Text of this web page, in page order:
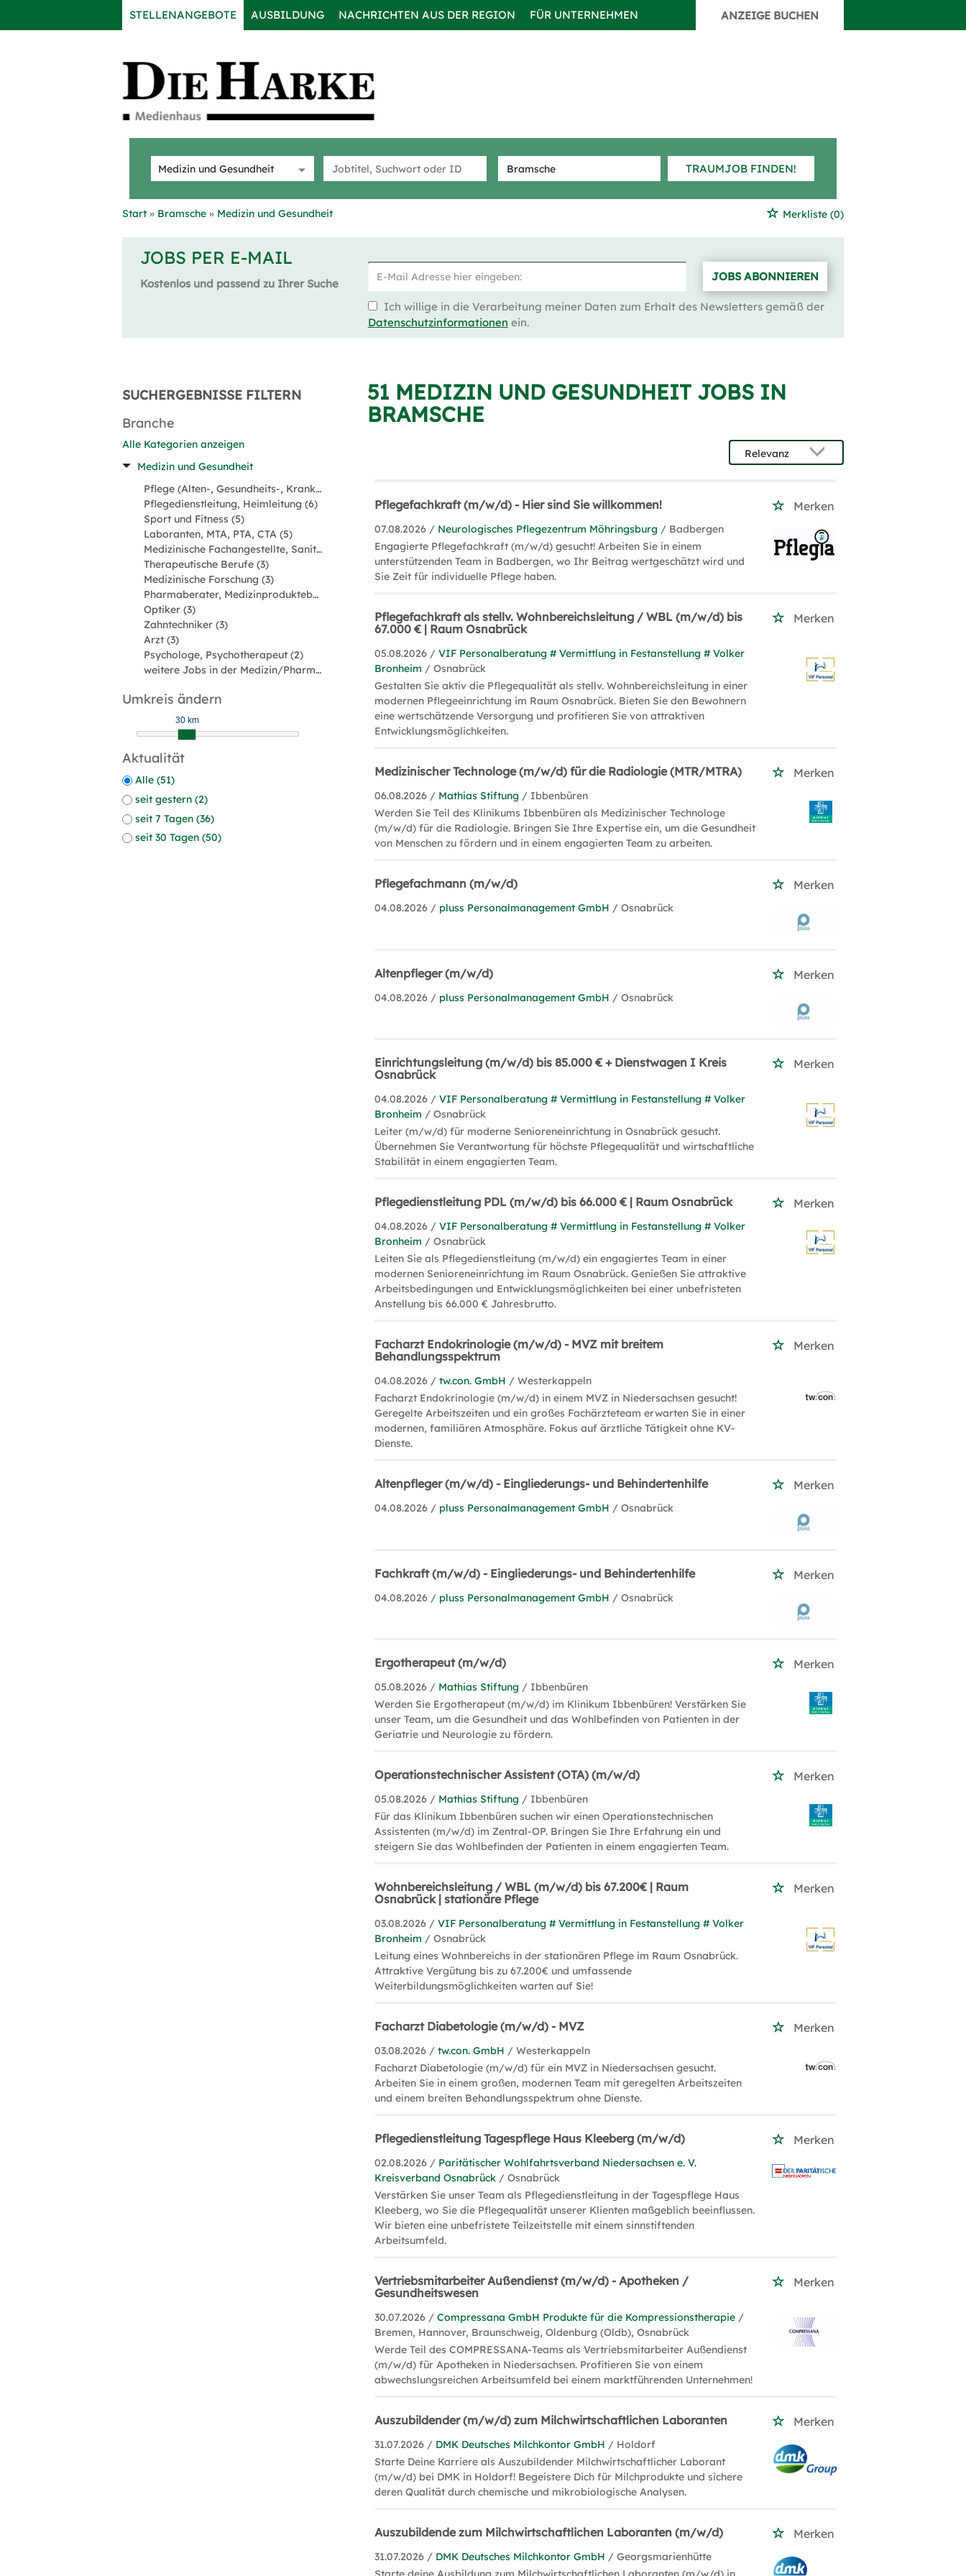
STELLENANGEBOTE AUSBILDUNG NACHRICHTEN AUS DER REGION FÜR UNTERNEHMEN ANZEIGE BUCHEN
TRAUMJOB FINDEN!
Start Bramsche Medizin und Gesundheit Merkliste (0)
JOBS PER E-MAIL
Kostenlos und passend zu Ihrer Suche
JOBS ABONNIEREN
Ich willige in die Verarbeitung meiner Daten zum Erhalt des Newsletters gemäß der
Datenschutzinformationen ein.
SUCHERGEBNISSE FILTERN
Branche
Alle Kategorien anzeigen
Medizin und Gesundheit
Pflege (Alten-, Gesundheits-, Krankenpfleger) (25)
Pflegedienstleitung, Heimleitung (6)
Sport und Fitness (5)
Laboranten, MTA, PTA, CTA (5)
Medizinische Fachangestellte, Sanitäter (4)
Therapeutische Berufe (3)
Medizinische Forschung (3)
Pharmaberater, Medizinprodukteberater (3)
Optiker (3)
Zahntechniker (3)
Arzt (3)
Psychologe, Psychotherapeut (2)
weitere Jobs in der Medizin/Pharmabranche (2)
Umkreis ändern
30 km
Aktualität
Alle (51)
seit gestern (2)
seit 7 Tagen (36)
seit 30 Tagen (50)
51 MEDIZIN UND GESUNDHEIT JOBS IN
BRAMSCHE
Pflegefachkraft (m/w/d) - Hier sind Sie willkommen! Merken
07.08.2026 / Neurologisches Pflegezentrum Möhringsburg / Badbergen
Engagierte Pflegefachkraft (m/w/d) gesucht! Arbeiten Sie in einem
unterstützenden Team in Badbergen, wo Ihr Beitrag wertgeschätzt wird und
Sie Zeit für individuelle Pflege haben.
Pflegefachkraft als stellv. Wohnbereichsleitung / WBL (m/w/d) bis
67.000 € | Raum Osnabrück
Merken
05.08.2026 /VIF Personalberatung # Vermittlung in Festanstellung # Volker
Bronheim / Osnabrück
Gestalten Sie aktiv die Pflegequalität als stellv. Wohnbereichsleitung in einer
modernen Pflegeeinrichtung im Raum Osnabrück. Bieten Sie den Bewohnern
eine wertschätzende Versorgung und profitieren Sie von attraktiven
Entwicklungsmöglichkeiten.
Medizinischer Technologe (m/w/d) für die Radiologie (MTR/MTRA) Merken
06.08.2026 / Mathias Stiftung / Ibbenbüren
Werden Sie Teil des Klinikums Ibbenbüren als Medizinischer Technologe
(m/w/d) für die Radiologie. Bringen Sie Ihre Expertise ein, um die Gesundheit
von Menschen zu fördern und in einem engagierten Team zu arbeiten.
Pflegefachmann (m/w/d) Merken
04.08.2026 / pluss Personalmanagement GmbH / Osnabrück
Altenpfleger (m/w/d) Merken
04.08.2026 / pluss Personalmanagement GmbH / Osnabrück
Einrichtungsleitung (m/w/d) bis 85.000 € + Dienstwagen I Kreis
Osnabrück
Merken
04.08.2026 /VIF Personalberatung # Vermittlung in Festanstellung # Volker
Bronheim / Osnabrück
Leiter (m/w/d) für moderne Senioreneinrichtung in Osnabrück gesucht.
Übernehmen Sie Verantwortung für höchste Pflegequalität und wirtschaftliche
Stabilität in einem engagierten Team.
Pflegedienstleitung PDL (m/w/d) bis 66.000 € | Raum Osnabrück Merken
04.08.2026 /VIF Personalberatung # Vermittlung in Festanstellung # Volker
Bronheim / Osnabrück
Leiten Sie als Pflegedienstleitung (m/w/d) ein engagiertes Team in einer
modernen Senioreneinrichtung im Raum Osnabrück. Genießen Sie attraktive
Arbeitsbedingungen und Entwicklungsmöglichkeiten bei einer unbefristeten
Anstellung bis 66.000 € Jahresbrutto.
Facharzt Endokrinologie (m/w/d) - MVZ mit breitem
Behandlungsspektrum
Merken
04.08.2026 /tw.con. GmbH / Westerkappeln
Facharzt Endokrinologie (m/w/d) in einem MVZ in Niedersachsen gesucht!
Geregelte Arbeitszeiten und ein großes Fachärzteteam erwarten Sie in einer
modernen, familiären Atmosphäre. Fokus auf ärztliche Tätigkeit ohne KV-
Dienste.
Altenpfleger (m/w/d) - Eingliederungs- und Behindertenhilfe Merken
04.08.2026 / pluss Personalmanagement GmbH / Osnabrück
Fachkraft (m/w/d) - Eingliederungs- und Behindertenhilfe Merken
04.08.2026 / pluss Personalmanagement GmbH / Osnabrück
Ergotherapeut (m/w/d) Merken
05.08.2026 / Mathias Stiftung / Ibbenbüren
Werden Sie Ergotherapeut (m/w/d) im Klinikum Ibbenbüren! Verstärken Sie
unser Team, um die Gesundheit und das Wohlbefinden von Patienten in der
Geriatrie und Neurologie zu fördern.
Operationstechnischer Assistent (OTA) (m/w/d) Merken
05.08.2026 / Mathias Stiftung / Ibbenbüren
Für das Klinikum Ibbenbüren suchen wir einen Operationstechnischen
Assistenten (m/w/d) im Zentral-OP. Bringen Sie Ihre Erfahrung ein und
steigern Sie das Wohlbefinden der Patienten in einem engagierten Team.
Wohnbereichsleitung / WBL (m/w/d) bis 67.200€ | Raum
Osnabrück | stationäre Pflege
Merken
03.08.2026 /VIF Personalberatung # Vermittlung in Festanstellung # Volker
Bronheim / Osnabrück
Leitung eines Wohnbereichs in der stationären Pflege im Raum Osnabrück.
Attraktive Vergütung bis zu 67.200€ und umfassende
Weiterbildungsmöglichkeiten warten auf Sie!
Facharzt Diabetologie (m/w/d) - MVZ Merken
03.08.2026 /tw.con. GmbH / Westerkappeln
Facharzt Diabetologie (m/w/d) für ein MVZ in Niedersachsen gesucht.
Arbeiten Sie in einem großen, modernen Team mit geregelten Arbeitszeiten
und einem breiten Behandlungsspektrum ohne Dienste.
Pflegedienstleitung Tagespflege Haus Kleeberg (m/w/d) Merken
02.08.2026 / Paritätischer Wohlfahrtsverband Niedersachsen e. V.
Kreisverband Osnabrück / Osnabrück
Verstärken Sie unser Team als Pflegedienstleitung in der Tagespflege Haus
Kleeberg, wo Sie die Pflegequalität unserer Klienten maßgeblich beeinflussen.
Wir bieten eine unbefristete Teilzeitstelle mit einem sinnstiftenden
Arbeitsumfeld.
Vertriebsmitarbeiter Außendienst (m/w/d) - Apotheken /
Gesundheitswesen
Merken
30.07.2026 /Compressana GmbH Produkte für die Kompressionstherapie /
Bremen, Hannover, Braunschweig, Oldenburg (Oldb), Osnabrück
Werde Teil des COMPRESSANA-Teams als Vertriebsmitarbeiter Außendienst
(m/w/d) für Apotheken in Niedersachsen. Profitieren Sie von einem
abwechslungsreichen Arbeitsumfeld bei einem marktführenden Unternehmen!
Auszubildender (m/w/d) zum Milchwirtschaftlichen Laboranten Merken
31.07.2026 / DMK Deutsches Milchkontor GmbH / Holdorf
Starte Deine Karriere als Auszubildender Milchwirtschaftlicher Laborant
(m/w/d) bei DMK in Holdorf! Begeistere Dich für Milchprodukte und sichere
deren Qualität durch chemische und mikrobiologische Analysen.
Auszubildende zum Milchwirtschaftlichen Laboranten (m/w/d) Merken
31.07.2026 / DMK Deutsches Milchkontor GmbH / Georgsmarienhütte